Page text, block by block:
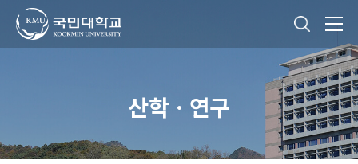
국민대학교
산학ㆍ연구